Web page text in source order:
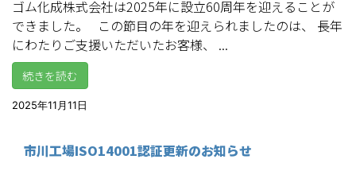
ゴム化成株式会社は2025年に設立60周年を迎えることが
できました。 この節目の年を迎えられましたのは、 長年
にわたりご支援いただいたお客様、 ...
続きを読む
2025年11月11日
市川工場ISO14001認証更新のお知らせ